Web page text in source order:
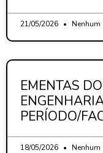
21/05/2026
EMENTAS
PERÍODO/
18/05/2026